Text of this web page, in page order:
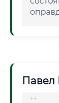
Павел